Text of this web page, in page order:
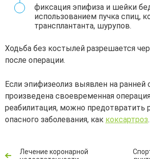
фиксация эпифиза и шейки
использованием пучка спиц,
трансплантанта, шурупов.
Ходьба без костылей разрешается
после операции.
Если эпифизеолиз выявлен на ранней
произведена своевременная
реабилитация, можно предотвратить
опасного заболевания, как коксартроз.
Лечение коронарной